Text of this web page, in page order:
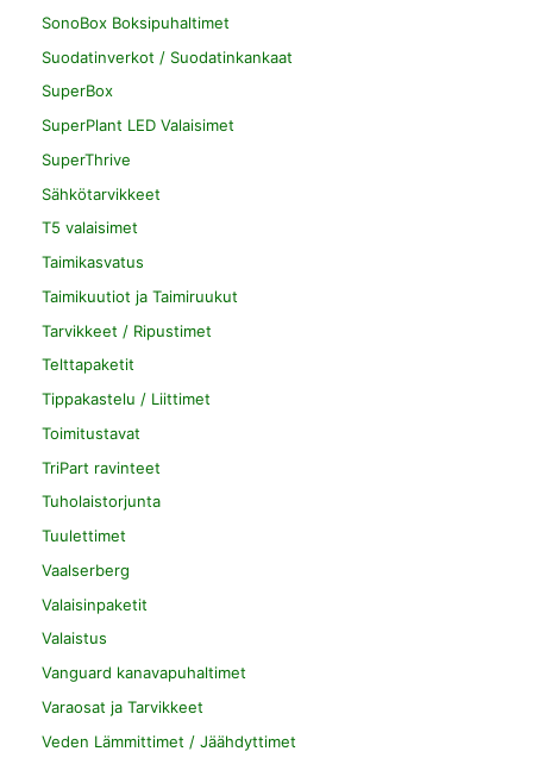
SonoBox Boksipuhaltimet
Suodatinverkot / Suodatinkankaat
SuperBox
SuperPlant LED Valaisimet
SuperThrive
Sähkötarvikkeet
T5 valaisimet
Taimikasvatus
Taimikuutiot ja Taimiruukut
Tarvikkeet / Ripustimet
Telttapaketit
Tippakastelu / Liittimet
Toimitustavat
TriPart ravinteet
Tuholaistorjunta
Tuulettimet
Vaalserberg
Valaisinpaketit
Valaistus
Vanguard kanavapuhaltimet
Varaosat ja Tarvikkeet
Veden Lämmittimet / Jäähdyttimet